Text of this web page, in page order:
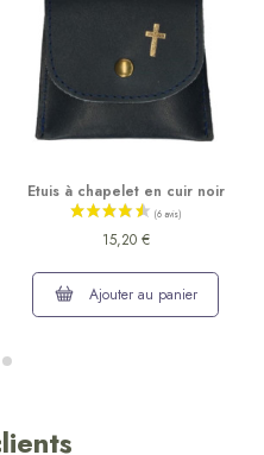
Etuis à chapelet en cuir noir
15,20 €
Ajouter au panier